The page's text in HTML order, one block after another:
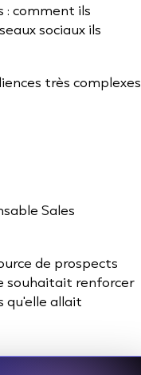
: comment ils
sociaux ils
très complexes
Sales
de prospects
souhaitait renforcer
qu'elle allait